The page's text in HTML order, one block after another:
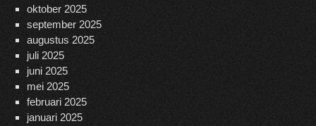
oktober 2025
september 2025
augustus 2025
juli 2025
juni 2025
mei 2025
februari 2025
januari 2025